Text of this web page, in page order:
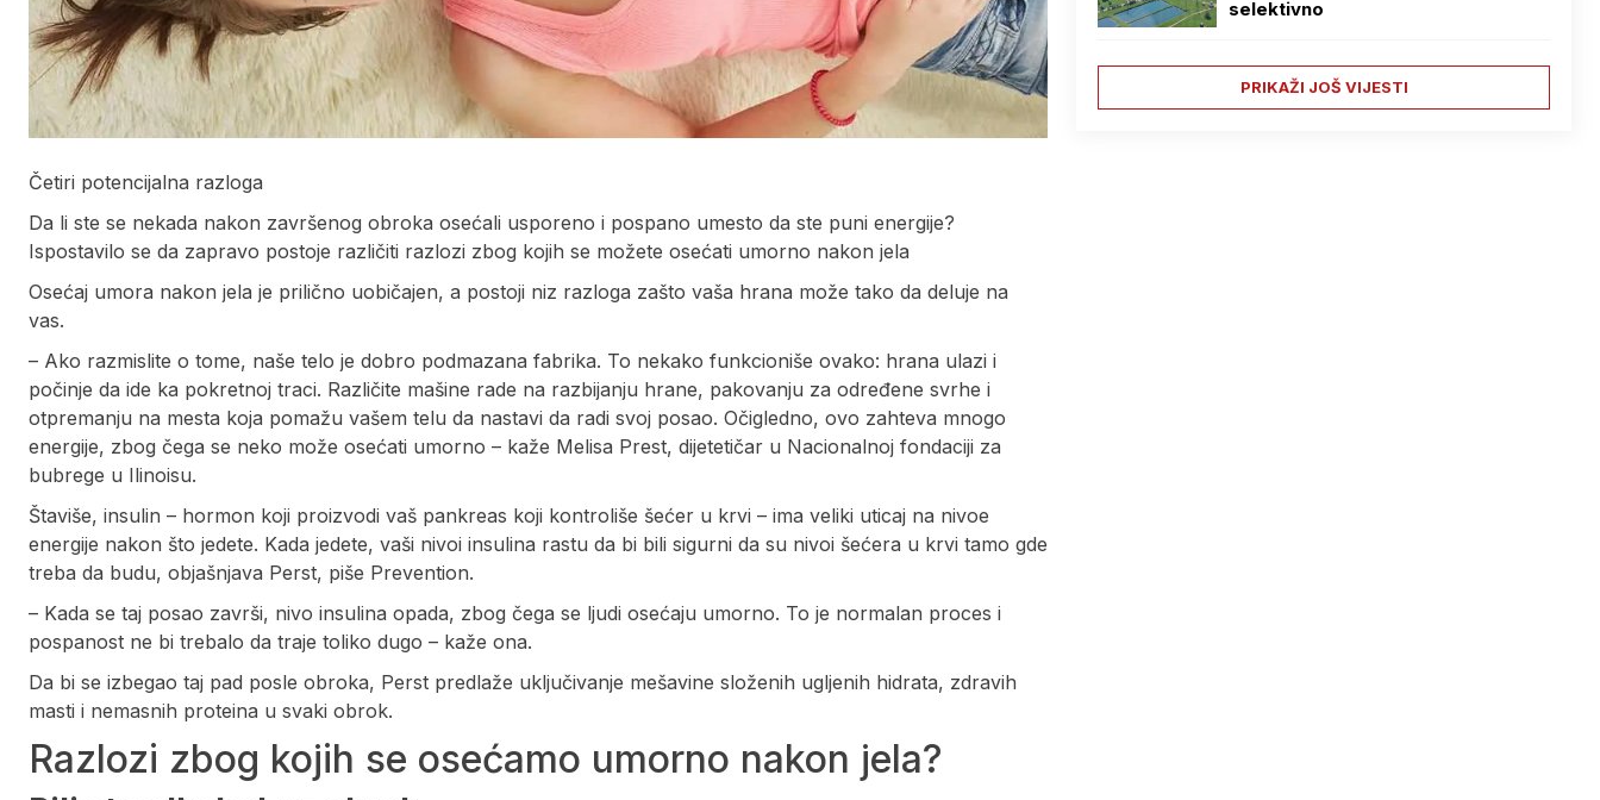
Četiri potencijalna razloga
Da li ste se nekada nakon završenog obroka osećali usporeno i pospano umesto da ste puni energije?
Ispostavilo se da zapravo postoje različiti razlozi zbog kojih se možete osećati umorno nakon jela
Osećaj umora nakon jela je prilično uobičajen, a postoji niz razloga zašto vaša hrana može tako da deluje na
vas.
– Ako razmislite o tome, naše telo je dobro podmazana fabrika. To nekako funkcioniše ovako: hrana ulazi i
počinje da ide ka pokretnoj traci. Različite mašine rade na razbijanju hrane, pakovanju za određene svrhe i
otpremanju na mesta koja pomažu vašem telu da nastavi da radi svoj posao. Očigledno, ovo zahteva mnogo
energije, zbog čega se neko može osećati umorno – kaže Melisa Prest, dijetetičar u Nacionalnoj fondaciji za
bubrege u Ilinoisu.
Štaviše, insulin – hormon koji proizvodi vaš pankreas koji kontroliše šećer u krvi – ima veliki uticaj na nivoe
energije nakon što jedete. Kada jedete, vaši nivoi insulina rastu da bi bili sigurni da su nivoi šećera u krvi tamo gde
treba da budu, objašnjava Perst, piše Prevention.
– Kada se taj posao završi, nivo insulina opada, zbog čega se ljudi osećaju umorno. To je normalan proces i
pospanost ne bi trebalo da traje toliko dugo – kaže ona.
Da bi se izbegao taj pad posle obroka, Perst predlaže uključivanje mešavine složenih ugljenih hidrata, zdravih
masti i nemasnih proteina u svaki obrok.
Razlozi zbog kojih se osećamo umorno nakon jela?
selektivno
PRIKAŽI JOŠ VIJESTI